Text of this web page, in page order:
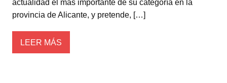
actualidad el más importante de su categoría en la
provincia de Alicante, y pretende, […]
LEER MÁS